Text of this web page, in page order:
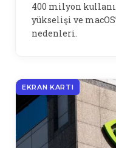
400 milyon
yükselişi ve
nedenleri.
EKRAN KARTI